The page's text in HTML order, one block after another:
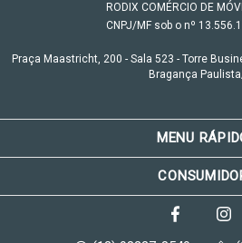
RODIX COMÉRCIO DE
CNPJ/MF sob o nº
Praça Maastricht, 200 - Sala 523 - Torre
Bragança
MENU